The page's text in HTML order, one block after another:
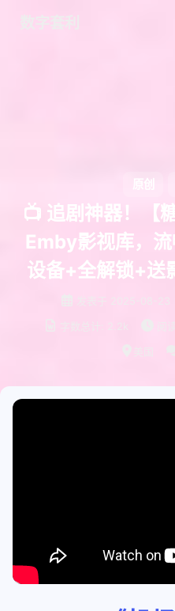
原创
📺 追剧神器！【
Emby影视库，
设备+全解锁+送